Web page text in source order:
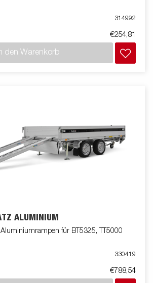
314992
€254,81
den Warenkorb
ALUMINIUM
für BT5325, TT5000
330419
€788,54